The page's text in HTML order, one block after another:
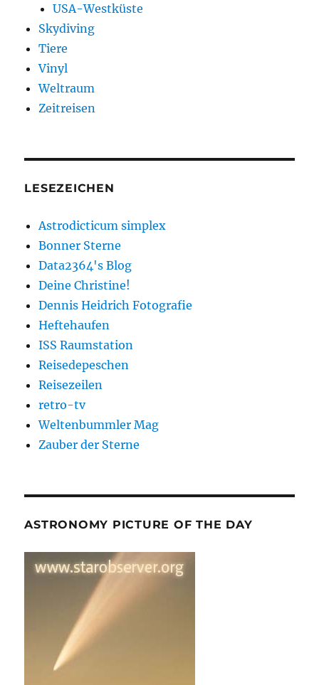
USA-Westküste
Skydiving
Tiere
Vinyl
Weltraum
Zeitreisen
LESEZEICHEN
Astrodicticum simplex
Bonner Sterne
Data2364's Blog
Deine Christine!
Dennis Heidrich Fotografie
Heftehaufen
ISS Raumstation
Reisedepeschen
Reisezeilen
retro-tv
Weltenbummler Mag
Zauber der Sterne
ASTRONOMY PICTURE OF THE DAY